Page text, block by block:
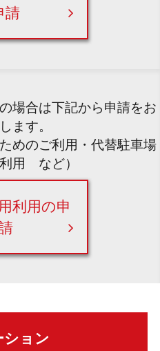
請
場合は下記から申請をお
ます。
めのご利用・代替駐車場
用 など）
利用の申
ョン